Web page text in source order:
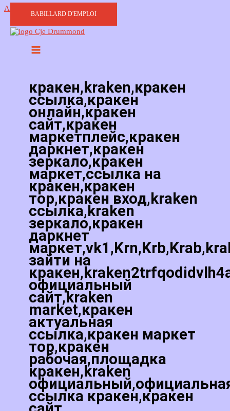
Aller au contenu
BABILLARD D'EMPLOI
кракен,kraken,кракен
ссылка,кракен
онлайн,кракен
сайт,кракен
маркетплейс,кракен
даркнет,кракен
зеркало,кракен
маркет,ссылка на
кракен,кракен
тор,кракен вход,kraken
ссылка,kraken
зеркало,кракен
даркнет
зайти на
официальный
сайт,kraken
market,кракен
актуальная
ссылка,кракен маркет
тор,кракен
рабочая,площадка
кракен,kraken
ссылка кракен,кракен